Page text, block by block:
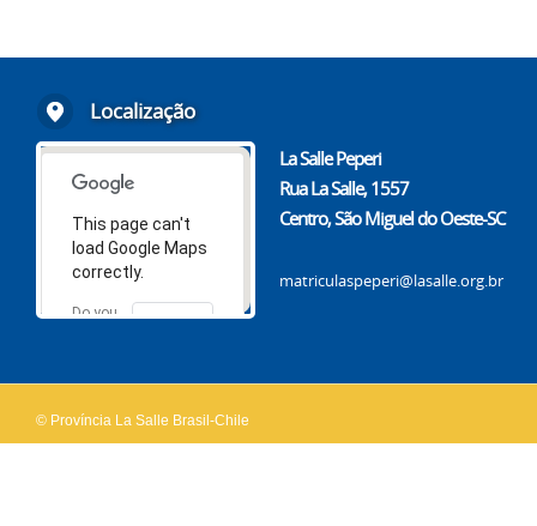
Localização
This page can't
load Google Maps
correctly.
Do you
OK
La Salle Peperi
Rua La Salle, 1557
Centro, São Miguel do Oeste-SC
matriculaspeperi@lasalle.org.br
© Província La Salle Brasil-Chile